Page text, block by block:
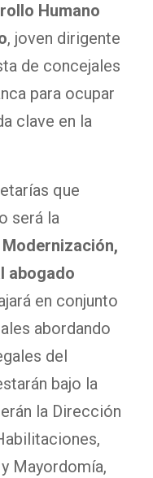
Humano
, joven dirigente
de concejales
para ocupar
clave en la
que
será la
abogado
en conjunto
abordando
del
bajo la
la Dirección
Mayordomía,